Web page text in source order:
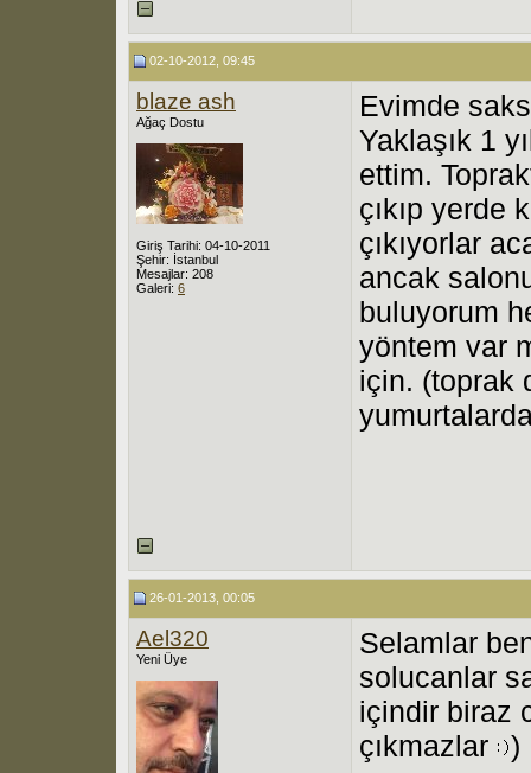
02-10-2012, 09:45
blaze ash
Ağaç Dostu
Giriş Tarihi: 04-10-2011
Şehir: İstanbul
Mesajlar: 208
Galeri: 6
Evimde
Yaklaşık 1
ettim.
çıkıp yerde
çıkıyorlar
ancak
buluyorum
yöntem var
için. (toprak
26-01-2013, 00:05
Ael320
Yeni Üye
Selamlar
solucanlar
içindir biraz
çıkmazlar
)